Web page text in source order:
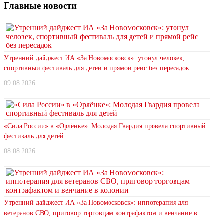
Главные новости
Утренний дайджест ИА «За Новомосковск»: утонул человек,
спортивный фестиваль для детей и прямой рейс без пересадок
09.08.2026
«Сила России» в «Орлёнке»: Молодая Гвардия провела спортивный
фестиваль для детей
08.08.2026
Утренний дайджест ИА «За Новомосковск»: иппотерапия для
ветеранов СВО, приговор торговцам контрафактом и венчание в